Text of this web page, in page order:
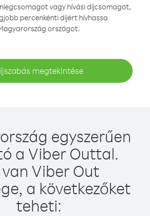
vagy hívási díjcsomagot,
percenkénti díjért hívhassa
országot.
megtekintése
egyszerűen
a Viber Outtal.
Viber Out
a következőket
teheti: